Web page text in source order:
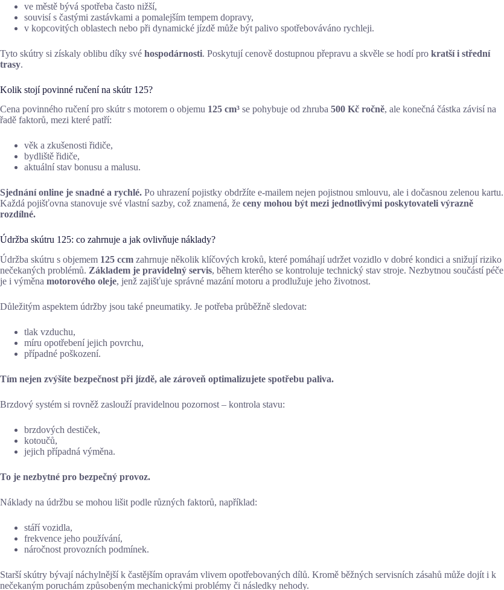
ve městě bývá spotřeba často nižší,
souvisí s častými zastávkami a pomalejším tempem dopravy,
v kopcovitých oblastech nebo při dynamické jízdě může být palivo spotřebováváno rychleji.
Tyto skútry si získaly oblibu díky své hospodárnosti. Poskytují cenově dostupnou přepravu a skvěle se hodí pro kratší i střední
trasy.
Kolik stojí povinné ručení na skútr 125?
Cena povinného ručení pro skútr s motorem o objemu 125 cm³ se pohybuje od zhruba 500 Kč ročně, ale konečná částka závisí na
řadě faktorů, mezi které patří:
věk a zkušenosti řidiče,
bydliště řidiče,
aktuální stav bonusu a malusu.
Sjednání online je snadné a rychlé. Po uhrazení pojistky obdržíte e-mailem nejen pojistnou smlouvu, ale i dočasnou zelenou kartu.
Každá pojišťovna stanovuje své vlastní sazby, což znamená, že ceny mohou být mezi jednotlivými poskytovateli výrazně
rozdílné.
Údržba skútru 125: co zahrnuje a jak ovlivňuje náklady?
Údržba skútru s objemem 125 ccm zahrnuje několik klíčových kroků, které pomáhají udržet vozidlo v dobré kondici a snižují riziko
nečekaných problémů. Základem je pravidelný servis, během kterého se kontroluje technický stav stroje. Nezbytnou součástí péče
je i výměna motorového oleje, jenž zajišťuje správné mazání motoru a prodlužuje jeho životnost.
Důležitým aspektem údržby jsou také pneumatiky. Je potřeba průběžně sledovat:
tlak vzduchu,
míru opotřebení jejich povrchu,
případné poškození.
Tím nejen zvýšíte bezpečnost při jízdě, ale zároveň optimalizujete spotřebu paliva.
Brzdový systém si rovněž zaslouží pravidelnou pozornost – kontrola stavu:
brzdových destiček,
kotoučů,
jejich případná výměna.
To je nezbytné pro bezpečný provoz.
Náklady na údržbu se mohou lišit podle různých faktorů, například:
stáří vozidla,
frekvence jeho používání,
náročnost provozních podmínek.
Starší skútry bývají náchylnější k častějším opravám vlivem opotřebovaných dílů. Kromě běžných servisních zásahů může dojít i k
nečekaným poruchám způsobeným mechanickými problémy či následky nehody.